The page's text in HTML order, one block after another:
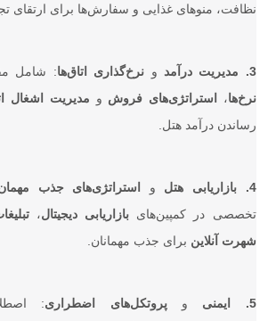
نظافت، منوهای غذایی و سفارش‌ها برای ارتقای
3. مدیریت درآمد و نرخ‌گذاری اتاق‌ها: شامل
نرخ‌ها، استراتژی‌های فروش و مدیریت اشغال
رساندن درآمد هتل.
4. بازاریابی هتل و استراتژی‌های جذب
تخصصی در کمپین‌های بازاریابی دیجیتال،
شهرت آنلاین برای جذب مهمانان.
5. ایمنی وپروتکل‌های اضطراری: